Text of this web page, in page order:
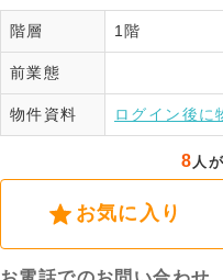
ロ
階層 1階
前業態
物件資料 ログイン後に
8 人
お気に入り